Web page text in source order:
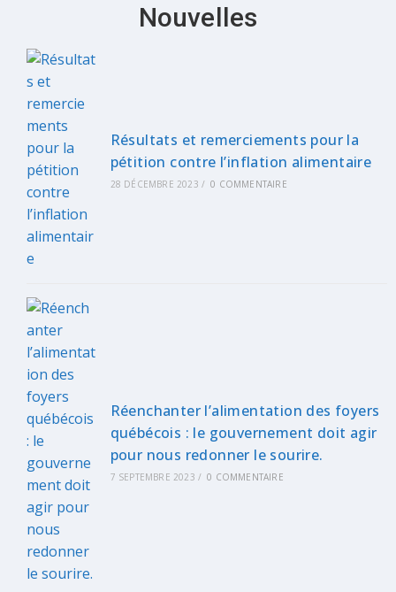
Nouvelles
Résultats et remerciements pour la
pétition contre l’inflation alimentaire
28 DÉCEMBRE 2023 / 0 COMMENTAIRE
Réenchanter l’alimentation des foyers
québécois : le gouvernement doit agir
pour nous redonner le sourire.
7 SEPTEMBRE 2023 / 0 COMMENTAIRE